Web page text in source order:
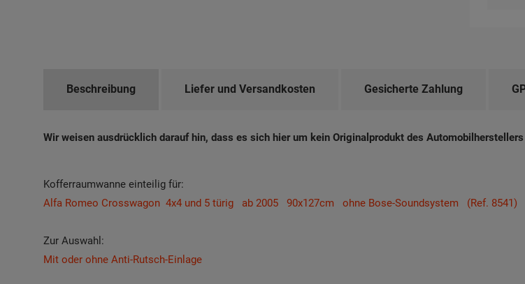
Beschreibung Liefer und Versandkosten Gesicherte Zahlung
Wir weisen ausdrücklich darauf hin, dass es sich hier um kein Originalprodukt des
Kofferraumwanne einteilig für:
Alfa Romeo Crosswagon 4x4 und 5 türig ab 2005 90x127cm ohne Bose-Soundsystem (Ref. 8541)
Zur Auswahl:
Mit oder ohne Anti-Rutsch-Einlage